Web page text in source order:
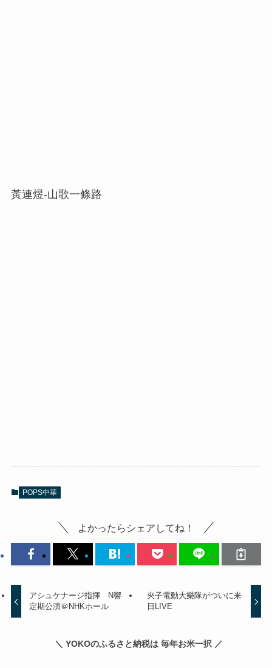
黃連煜-山歌一條路
POPS中華
よかったらシェアしてね！
アシュケナージ指揮 N響
定期公演＠NHKホール
夾子電動大樂隊がついに来
日LIVE
＼ YOKOのふるさと納税は 毎年お米一択 ／